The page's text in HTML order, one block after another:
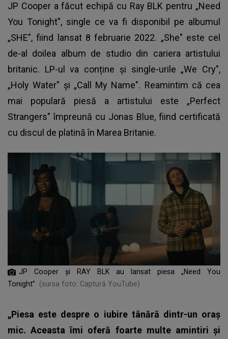
JP Cooper a făcut echipă cu Ray BLK pentru „Need
You Tonight", single ce va fi disponibil pe albumul
„SHE”, fiind lansat 8 februarie 2022. „She" este cel
de-al doilea album de studio din cariera artistului
britanic. LP-ul va conține și single-urile „We Cry",
„Holy Water" și „Call My Name". Reamintim că cea
mai populară piesă a artistului este „Perfect
Strangers" împreună cu Jonas Blue, fiind certificată
cu discul de platină în Marea Britanie.
JP Cooper și RAY BLK au lansat piesa „Need You
Tonight”
(sursa foto: Captură YouTube)
„Piesa este despre o iubire tânără dintr-un oraș
mic. Aceasta îmi oferă foarte multe amintiri și